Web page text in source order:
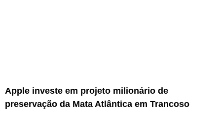
Apple investe em projeto milionário de
preservação da Mata Atlântica em Trancoso